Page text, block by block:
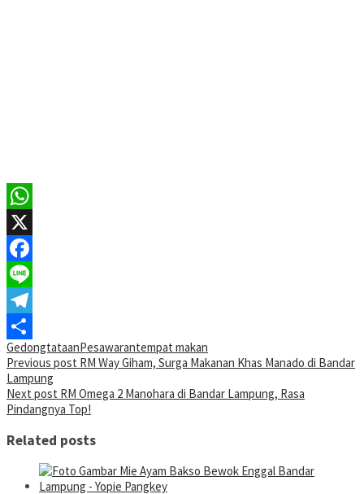
WhatsApp
X
Facebook
Line
Telegram
Share
GedongtataanPesawarantempat makan
Post
navigation
Previous post RM Way Giham, Surga Makanan Khas Manado di Bandar
Lampung
Next post RM Omega 2 Manohara di Bandar Lampung, Rasa
Pindangnya Top!
Related posts